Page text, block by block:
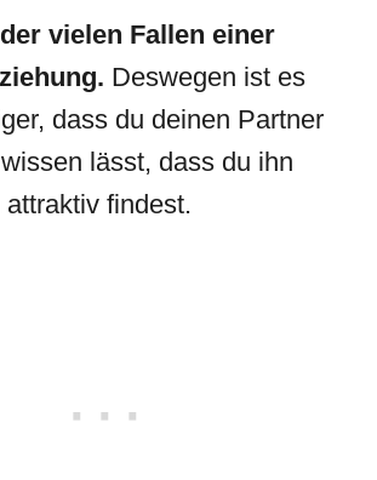
vielen Fallen einer
Deswegen ist es
dass du deinen Partner
lässt, dass du ihn
findest.